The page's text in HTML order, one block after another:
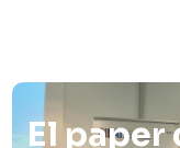
El paper